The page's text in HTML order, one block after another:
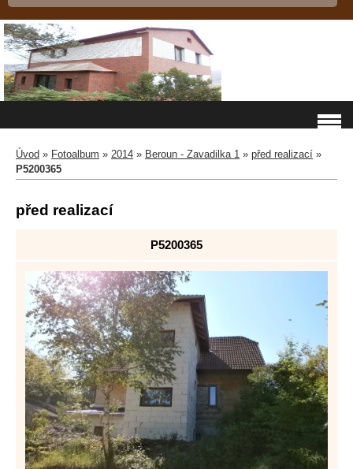
Úvod » Fotoalbum » 2014 » Beroun - Zavadilka 1 » před realizací »
P5200365
před realizací
P5200365